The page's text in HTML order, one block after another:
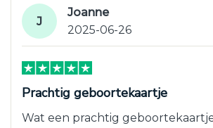
J
Joanne
2025-06-26
Prachtig geboortekaartje
Wat een prachtig